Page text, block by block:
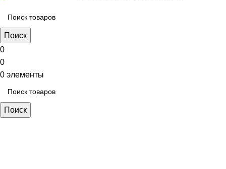
Поиск
0
0
0 элементы
Поиск